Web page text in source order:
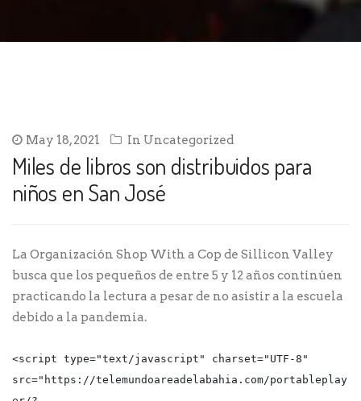
May 18, 2021 In Uncategorized
Miles de libros son distribuidos para
niños en San José
La Organización Shop With a Cop de Sillicon Valley
busca que los pequeños de entre 5 y 12 años continúen
practicando la lectura a pesar de no asistir a la escuela
debido a la pandemia.
<script type="text/javascript" charset="UTF-8"
src="https://telemundoareadelabahia.com/portableplay